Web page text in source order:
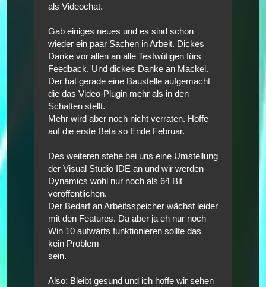
als Videochat.
Gab einiges neues und es sind schon
wieder ein paar Sachen in Arbeit. Dickes
Danke vor allen an alle Testwütigen fürs
Feedback. Und dickes Danke an Mackel.
Der hat gerade eine Baustelle aufgemacht
die das Video-Plugin mehr als in den
Schatten stellt.
Mehr wird aber noch nicht verraten. Hoffe
auf die erste Beta so Ende Februar.
Des weiteren stehe bei uns eine Umstellung
der Visual Studio IDE an und wir werden
Dynamics wohl nur noch als 64 Bit
veröffentlichen.
Der Bedarf an Arbeitsspeicher wächst leider
mit den Features. Da aber ja eh nur noch
Win 10 aufwärts funktionieren sollte das
kein Problem
sein.
Also: Bleibt gesund und ich hoffe wir sehen